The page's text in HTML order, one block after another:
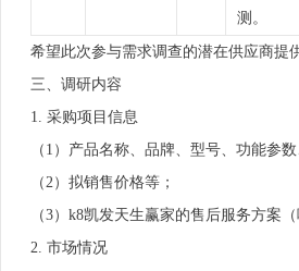
测。
希望此次参与需求调查的潜在供应商提
三、调研内容
1. 采购项目信息
（1）产品名称、品牌、型号、功能参
（2）拟销售价格等；
（3）k8凯发天生赢家的售后服务方案
2. 市场情况